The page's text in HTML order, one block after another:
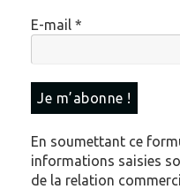
E-mail *
En soumettant ce
informations saisies
de la relation